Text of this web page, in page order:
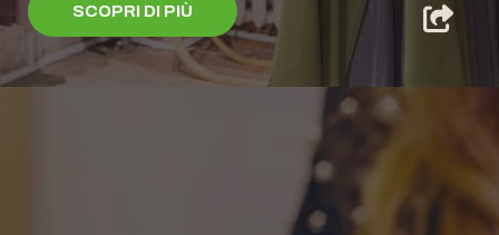
SCOPRI DI PIÙ